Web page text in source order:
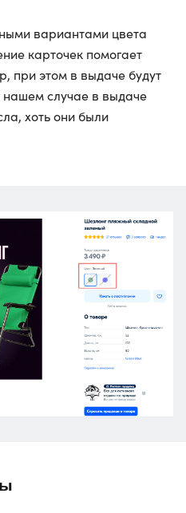
вариантами цвета
карточек помогает
при этом в выдаче будут
случае в выдаче
хоть они были